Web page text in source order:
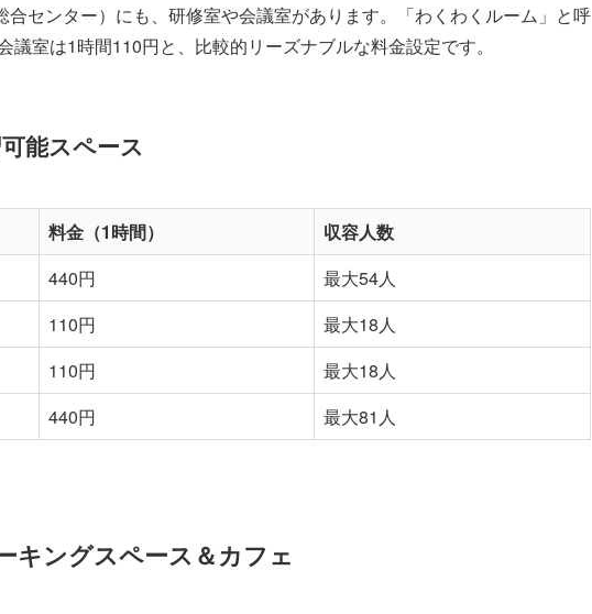
センター）にも、研修室や会議室があります。「わくわくルーム」と呼
議室は1時間110円と、比較的リーズナブルな料金設定です。
能スペース
料金（1時間）
収容人数
440円
最大54人
110円
最大18人
110円
最大18人
440円 最大81人
キングスペース＆カフェ